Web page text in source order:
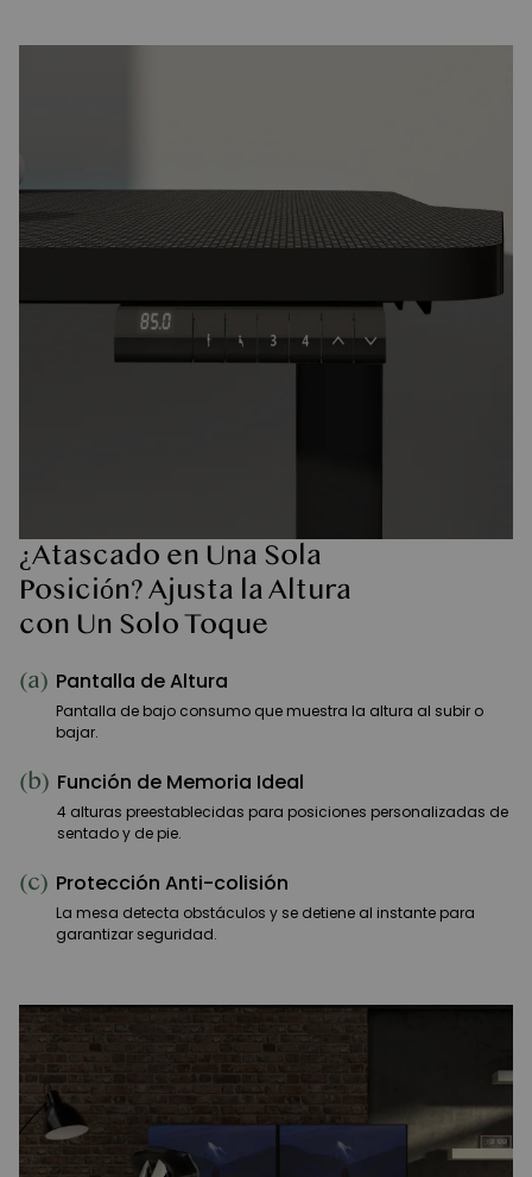
¿Atascado en Una Sola
Posición? Ajusta la Altura
con Un Solo Toque
(a) Pantalla de Altura
Pantalla de bajo consumo que muestra la altura al subir o
bajar.
(b) Función de Memoria Ideal
4 alturas preestablecidas para posiciones personalizadas de
sentado y de pie.
(c) Protección Anti-colisión
La mesa detecta obstáculos y se detiene al instante para
garantizar seguridad.